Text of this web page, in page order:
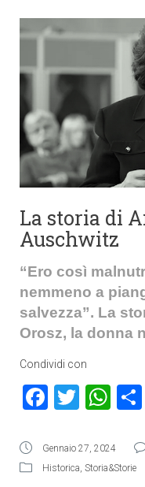
La storia di
Auschwitz
“Ero così
nemmeno a
salvezza”. La
Orosz, la donna
Condividi con
Facebook
Twitter
Gennaio 27, 2024
Historica, Storia&Storie